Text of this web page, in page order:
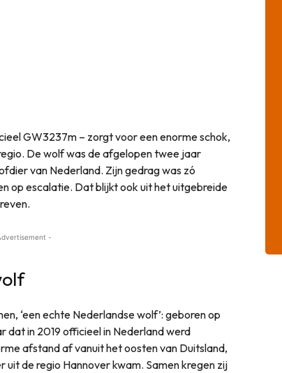
GW3237m – zorgt voor een enorme schok,
De wolf was de afgelopen twee jaar
van Nederland. Zijn gedrag was zó
op escalatie. Dat blijkt ook uit het uitgebreide
-
‘een echte Nederlandse wolf’: geboren op
dat in 2019 officieel in Nederland werd
afstand af vanuit het oosten van Duitsland,
uit de regio Hannover kwam. Samen kregen zij